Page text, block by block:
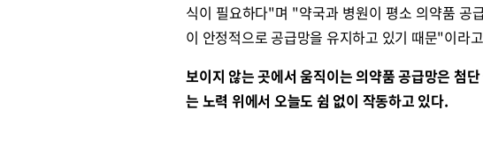
식이 필요하다"며 "약국과 병원이 평소 의약품 공
이 안정적으로 공급망을 유지하고 있기 때문"이라
보이지 않는 곳에서 움직이는 의약품 공급망은 첨
는 노력 위에서 오늘도 쉼 없이 작동하고 있다.
원종원의 커튼 콜